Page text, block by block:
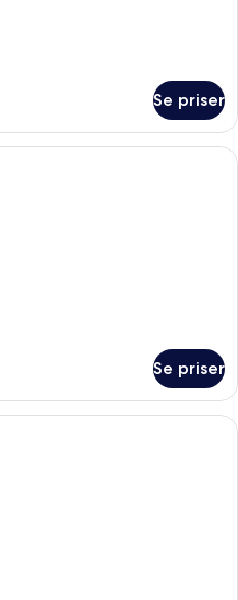
Se priser
Et moderne hotelværelse med en
Se priser
Et moderne hotelværelse med to